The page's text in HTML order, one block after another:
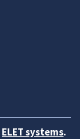
ELET systems.